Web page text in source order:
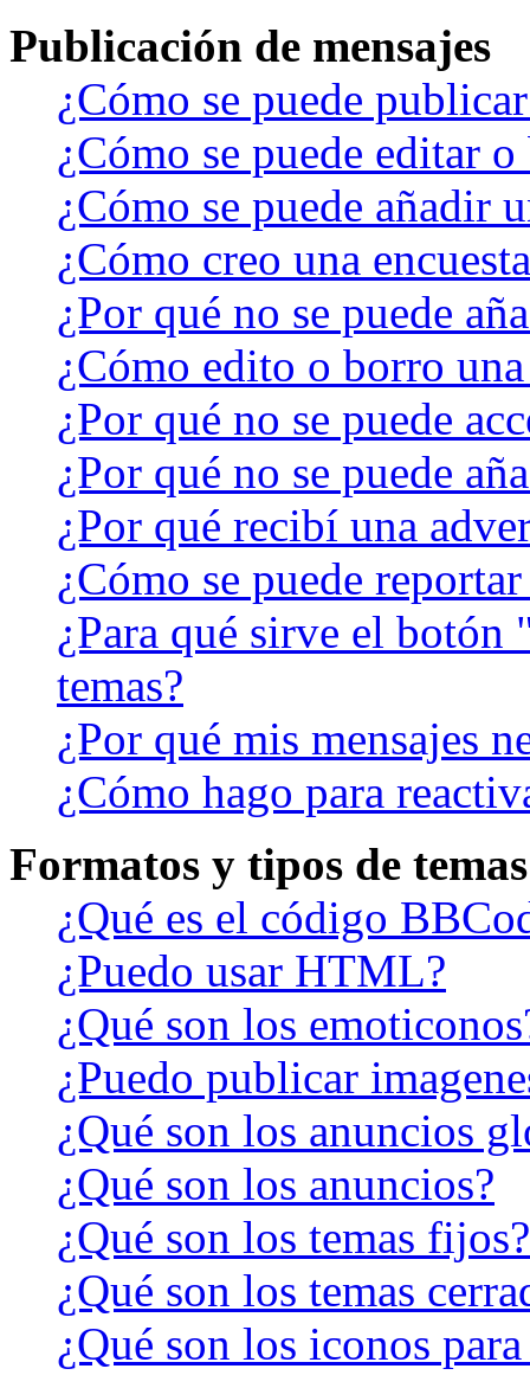
Publicación de mensajes
¿Cómo se puede
¿Cómo se puede editar
¿Cómo se puede añadir
¿Cómo creo una
¿Por qué no se puede
¿Cómo edito o borro una
¿Por qué no se puede
¿Por qué no se puede
¿Por qué recibí una
¿Cómo se puede
¿Para qué sirve el
temas?
¿Por qué mis mensajes
¿Cómo hago para
Formatos y tipos de temas
¿Qué es el código
¿Puedo usar HTML?
¿Qué son los
¿Puedo publicar
¿Qué son los anuncios
¿Qué son los anuncios?
¿Qué son los temas fijos?
¿Qué son los temas
¿Qué son los iconos